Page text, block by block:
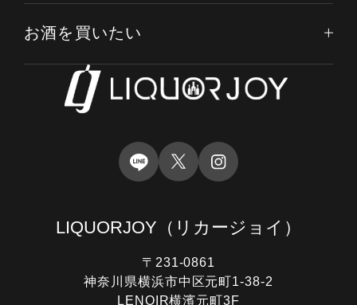
LIQUORJOY （リカージョイ）
〒231-0861
神奈川県横浜市中区元町1-38-2
LENOIR横濱元町3F
お酒を買いたい